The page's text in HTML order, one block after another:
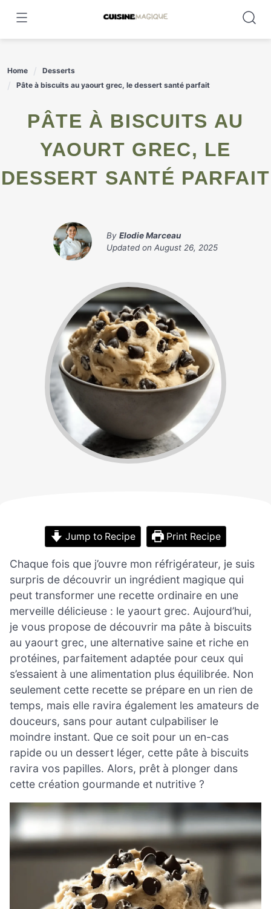
content
Home
Desserts
Pâte à biscuits au yaourt grec, le dessert santé parfait
PÂTE À BISCUITS AU
YAOURT GREC, LE
DESSERT SANTÉ PARFAIT
By Elodie Marceau
Updated on August 26, 2025
Jump to Recipe Print Recipe
Chaque fois que j’ouvre mon réfrigérateur, je suis
surpris de découvrir un ingrédient magique qui
peut transformer une recette ordinaire en une
merveille délicieuse : le yaourt grec. Aujourd’hui,
je vous propose de découvrir ma pâte à biscuits
au yaourt grec, une alternative saine et riche en
protéines, parfaitement adaptée pour ceux qui
s’essaient à une alimentation plus équilibrée. Non
seulement cette recette se prépare en un rien de
temps, mais elle ravira également les amateurs de
douceurs, sans pour autant culpabiliser le
moindre instant. Que ce soit pour un en-cas
rapide ou un dessert léger, cette pâte à biscuits
ravira vos papilles. Alors, prêt à plonger dans
cette création gourmande et nutritive ?